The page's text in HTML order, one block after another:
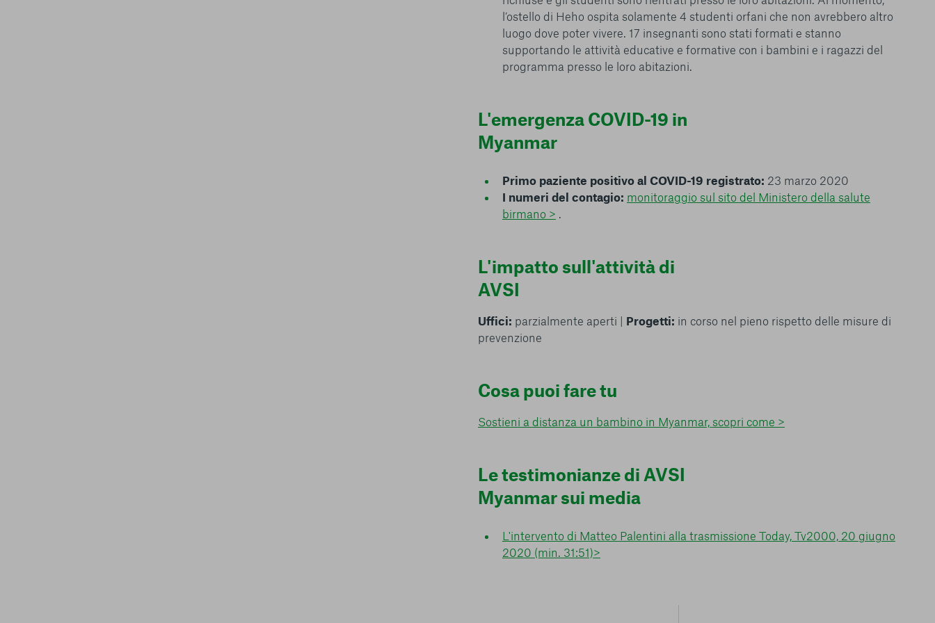
l’ostello di Heho ospita solamente 4 studenti orfani che non avrebbero altro
luogo dove poter vivere. 17 insegnanti sono stati formati e stanno
supportando le attività educative e formative con i bambini e i ragazzi del
programma presso le loro abitazioni.
L'emergenza COVID-19 in
Myanmar
Primo paziente positivo al COVID-19 registrato: 23 marzo 2020
I numeri del contagio: monitoraggio sul sito del Ministero della salute
birmano > .
L'impatto sull'attività di
AVSI
Uffici: parzialmente aperti | Progetti: in corso nel pieno rispetto delle misure di
prevenzione
Cosa puoi fare tu
Sostieni a distanza un bambino in Myanmar, scopri come >
Le testimonianze di AVSI
Myanmar sui media
L'intervento di Matteo Palentini alla trasmissione Today, Tv2000, 20 giugno
2020 (min. 31:51)>